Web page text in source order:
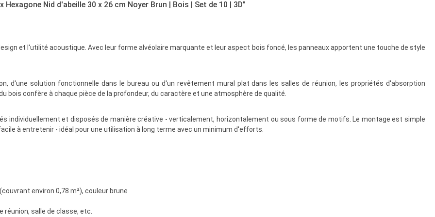
Nid d'abeille 30 x 26 cm Noyer Brun | Bois | Set de 10 | 3D"
et l'utilité acoustique. Avec leur forme alvéolaire marquante et leur aspect bois foncé, les panneaux apportent une touche de style
d'une solution fonctionnelle dans le bureau ou d'un revêtement mural plat dans les salles de réunion, les propriétés d'absorption
confère à chaque pièce de la profondeur, du caractère et une atmosphère de qualité.
individuellement et disposés de manière créative - verticalement, horizontalement ou sous forme de motifs. Le montage est simple
à entretenir - idéal pour une utilisation à long terme avec un minimum d'efforts.
environ 0,78 m²), couleur brune
réunion, salle de classe, etc.